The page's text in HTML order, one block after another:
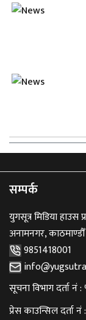
सम्पर्क
युगसूत्र मिडिया हाउस
अनामनगर, काठमाण्डौँ
9851418001
सूचना विभाग दर्ता
प्रेस काउन्सिल दर्ता